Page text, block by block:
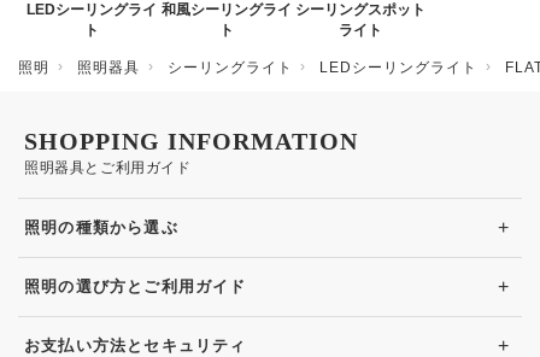
LEDシーリングライ
ト
和風シーリングライ
ト
シーリングスポット
ライト
照明 照明器具 シーリングライト LEDシーリングライト
照明器具とご利用ガイド
SHOPPING INFORMATION
照明の種類から選ぶ +
照明の選び方とご利用ガイド +
お支払い方法とセキュリティ +